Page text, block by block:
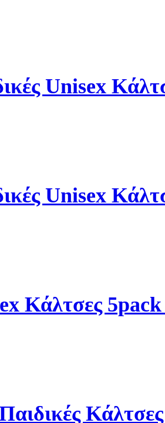
Unisex
Κάλτσες